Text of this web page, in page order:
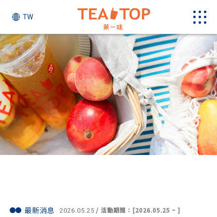
最新消息 2026.05.25 / 活動期間：[2026.05.25 ~ ]
TW